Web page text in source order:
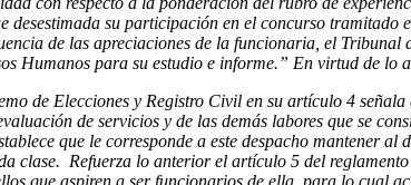
su participación en el concurso
de las apreciaciones de la funcionaria, el
Humanos para su estudio e informe.” En virtud de lo
de Elecciones y Registro Civil en su artículo 4
de servicios y de las demás labores que se
que le corresponde a este despacho mantener
clase. Refuerza lo anterior el artículo 5 del
que aspiren a ser funcionarios de ella, para lo cual